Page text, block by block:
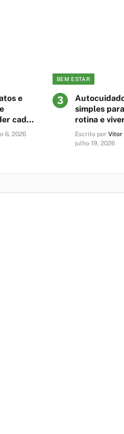
e
cada
6, 2026
BEM ESTAR
simples
rotina e
Escrito por Vitor
julho 19, 2026